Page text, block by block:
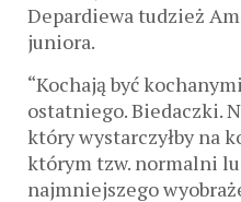
Depardiewa tudzież
juniora.
“Kochają być
ostatniego. Biedaczki.
który wystarczyłby na
którym tzw. normalni
najmniejszego